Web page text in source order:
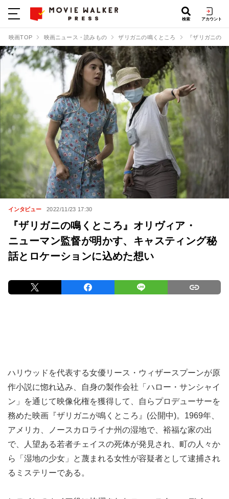
検索 アカウント
映画TOP 映画ニュース・読みもの ザリガニの鳴くところ 『ザリガニの
インタビュー 2022/11/23 17:30
『ザリガニの鳴くところ』オリヴィア・
ニューマン監督が明かす、キャスティング秘
話とロケーションに込めた想い
ハリウッドを代表する女優リース・ウィザースプーンが原
作小説に惚れ込み、自身の製作会社「ハロー・サンシャイ
ン」を通じて映像化権を獲得して、自らプロデューサーを
務めた映画『ザリガニが鳴くところ』(公開中)。1969年、
アメリカ、ノースカロライナ州の湿地で、裕福な家の出
で、人望ある若者チェイスの死体が発見され、町の人々か
ら「湿地の少女」と蔑まれる女性が容疑者として逮捕され
るミステリーである。